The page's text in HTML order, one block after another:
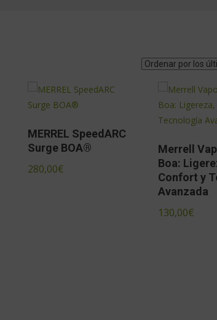
MERREL SpeedARC
Surge BOA®
280,00€
Merrell
Boa:
Confort y
Avanzada
130,00€